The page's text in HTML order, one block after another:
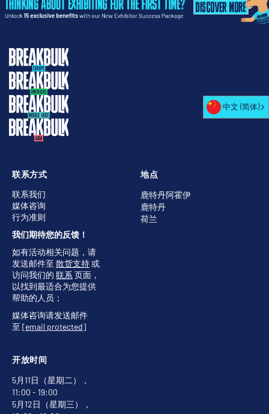
地点
鹿特丹阿霍伊
鹿特丹
荷兰
开放时间
5月11日（星期二），
11:00 - 19:00
5月12日（星期三），
联系方式
联系我们
媒体咨询
行为准则
我们期待您的反馈！
如有活动相关问题，请
发送邮件至 散货支持或
访问我们的 联系 页面，
以找到最适合为您提供
帮助的人员；
媒体咨询请发送邮件
至 [email protected]
中文 (简体)